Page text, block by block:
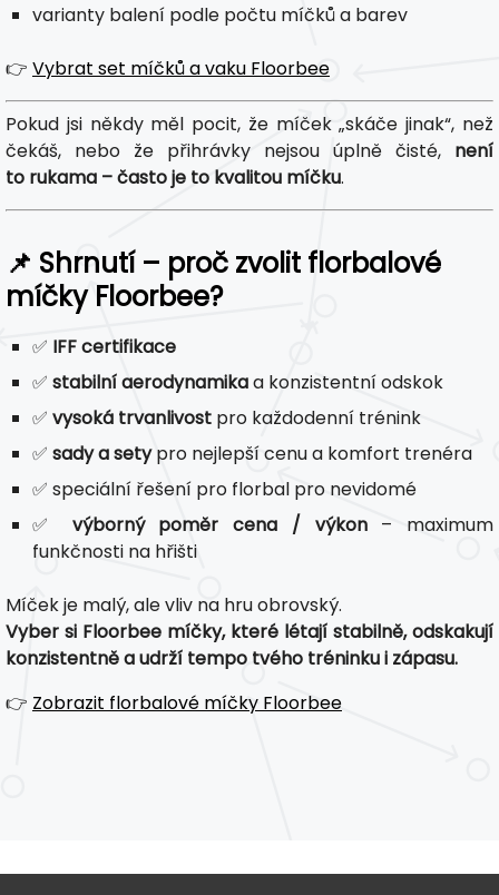
varianty balení podle počtu míčků a barev
👉 Vybrat set míčků a vaku Floorbee
Pokud jsi někdy měl pocit, že míček „skáče jinak“, než
čekáš, nebo že přihrávky nejsou úplně čisté, není
to rukama – často je to kvalitou míčku.
📌 Shrnutí – proč zvolit florbalové
míčky Floorbee?
✅ IFF certifikace
✅ stabilní aerodynamikaa konzistentní odskok
✅ vysoká trvanlivost pro každodenní trénink
✅ sady a setypro nejlepší cenu a komfort trenéra
✅ speciální řešení pro florbal pro nevidomé
✅ výborný poměr cena / výkon– maximum
funkčnosti na hřišti
Míček je malý, ale vliv na hru obrovský.
Vyber si Floorbee míčky, které létají stabilně, odskakují
konzistentně a udrží tempo tvého tréninku i zápasu.
👉 Zobrazit florbalové míčky Floorbee